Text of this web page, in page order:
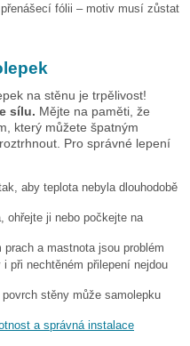
fólii – motiv musí zůstat
na stěnu je trpělivost!
sílu. Mějte na paměti, že
který můžete špatným
Pro správné lepení
aby teplota nebyla dlouhodobě
ohřejte ji nebo počkejte na
a mastnota jsou problém
při nechtěném přilepení nejdou
stěny může samolepku
a správná instalace